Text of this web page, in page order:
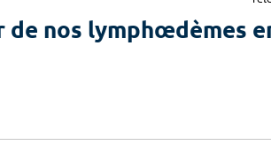
de nos lymphœdèmes